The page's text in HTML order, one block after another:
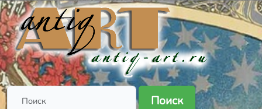
Поиск